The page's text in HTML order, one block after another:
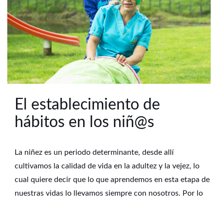
El establecimiento de
hábitos en los niñ@s
La niñez es un periodo determinante, desde allí
cultivamos la calidad de vida en la adultez y la vejez, lo
cual quiere decir que lo que aprendemos en esta etapa de
nuestras vidas lo llevamos siempre con nosotros. Por lo